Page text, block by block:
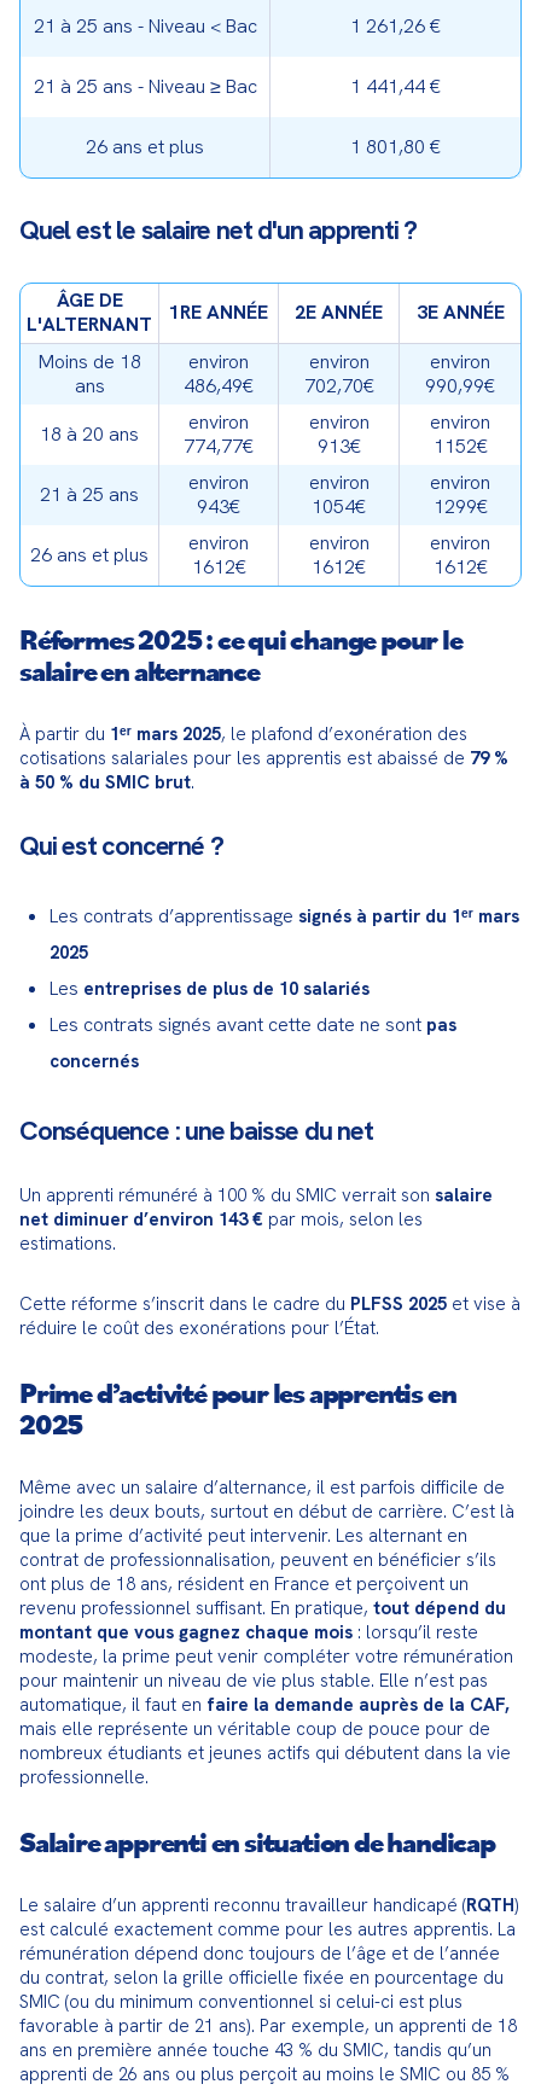
21 à 25 ans - Niveau < Bac 1 261,26 €
21 à 25 ans - Niveau ≥ Bac 1 441,44 €
26 ans et plus 1 801,80 €
Quel est le salaire net d'un apprenti ?
ÂGE DE
L'ALTERNANT
1RE ANNÉE 2E ANNÉE
3E ANNÉE
Moins de 18
ans
environ
486,49€
environ
702,70€
environ
990,99€
18 à 20 ans
environ
774,77€
environ
913€
environ
1152€
21 à 25 ans
environ
943€
environ
1054€
environ
1299€
26 ans et plus
environ
1612€
environ
1612€
environ
1612€
Réformes 2025 : ce qui change pour le
salaire en alternance
À partir du 1ᵉʳ mars 2025, le plafond d’exonération des
cotisations salariales pour les apprentis est abaissé de 79 %
à 50 % du SMIC brut.
Qui est concerné ?
Les contrats d’apprentissage signés à partir du 1ᵉʳ mars
2025
Les entreprises de plus de 10 salariés
Les contrats signés avant cette date ne sont pas
concernés
Conséquence : une baisse du net
Un apprenti rémunéré à 100 % du SMIC verrait son salaire
net diminuer d’environ 143 € par mois, selon les
estimations.
Cette réforme s’inscrit dans le cadre du PLFSS 2025 et vise à
réduire le coût des exonérations pour l’État.
Prime d’activité pour les apprentis en
2025
Même avec un salaire d’alternance, il est parfois difficile de
joindre les deux bouts, surtout en début de carrière. C’est là
que la prime d’activité peut intervenir. Les alternant en
contrat de professionnalisation, peuvent en bénéficier s’ils
ont plus de 18 ans, résident en France et perçoivent un
revenu professionnel suffisant. En pratique, tout dépend du
montant que vous gagnez chaque mois : lorsqu’il reste
modeste, la prime peut venir compléter votre rémunération
pour maintenir un niveau de vie plus stable. Elle n’est pas
automatique, il faut en faire la demande auprès de la CAF,
mais elle représente un véritable coup de pouce pour de
nombreux étudiants et jeunes actifs qui débutent dans la vie
professionnelle.
Salaire apprenti en situation de handicap
Le salaire d’un apprenti reconnu travailleur handicapé (RQTH)
est calculé exactement comme pour les autres apprentis. La
rémunération dépend donc toujours de l’âge et de l’année
du contrat, selon la grille officielle fixée en pourcentage du
SMIC (ou du minimum conventionnel si celui-ci est plus
favorable à partir de 21 ans). Par exemple, un apprenti de 18
ans en première année touche 43 % du SMIC, tandis qu’un
apprenti de 26 ans ou plus perçoit au moins le SMIC ou 85 %